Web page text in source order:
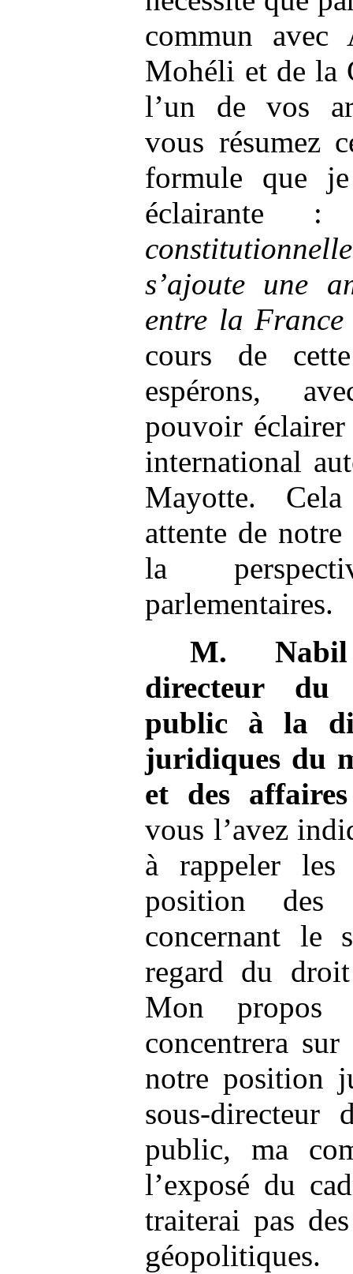
commun
Mohéli et de la
l’un de vos
vous résumez
formule que
éclairante
s’ajoute une
entre la France
cours de
espérons,
pouvoir éclairer
international
Mayotte.
attente de
la
parlementaires.
M.
directeur du
public à la
juridiques du
et des
vous l’avez
à rappeler les
position des
concernant le
regard du
Mon propos
concentrera
notre position
sous-directeur
public, ma
l’exposé du
traiterai pas
géopolitiques.